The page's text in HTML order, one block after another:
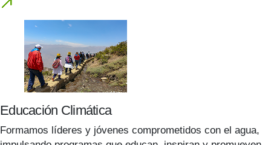
Educación Climática
Formamos líderes y jóvenes comprometidos con el agua,